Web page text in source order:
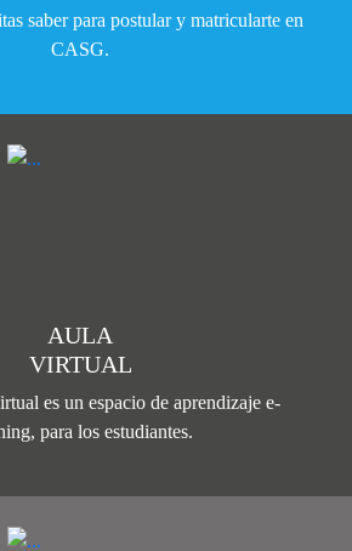
saber para postular y matricularte en
CASG.
AULA
VIRTUAL
es un espacio de aprendizaje e-
para los estudiantes.